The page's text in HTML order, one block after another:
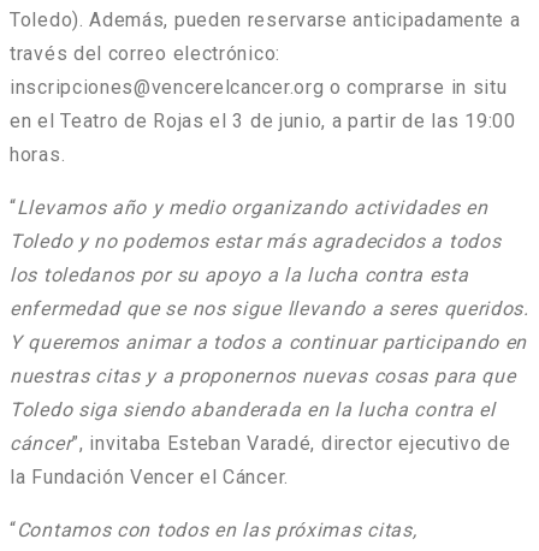
Toledo). Además, pueden reservarse anticipadamente a
través del correo electrónico:
inscripciones@vencerelcancer.org o comprarse in situ
en el Teatro de Rojas el 3 de junio, a partir de las 19:00
horas.
“Llevamos año y medio organizando actividades en
Toledo y no podemos estar más agradecidos a todos
los toledanos por su apoyo a la lucha contra esta
enfermedad que se nos sigue llevando a seres queridos.
Y queremos animar a todos a continuar participando en
nuestras citas y a proponernos nuevas cosas para que
Toledo siga siendo abanderada en la lucha contra el
cáncer”, invitaba Esteban Varadé, director ejecutivo de
la Fundación Vencer el Cáncer.
“Contamos con todos en las próximas citas,